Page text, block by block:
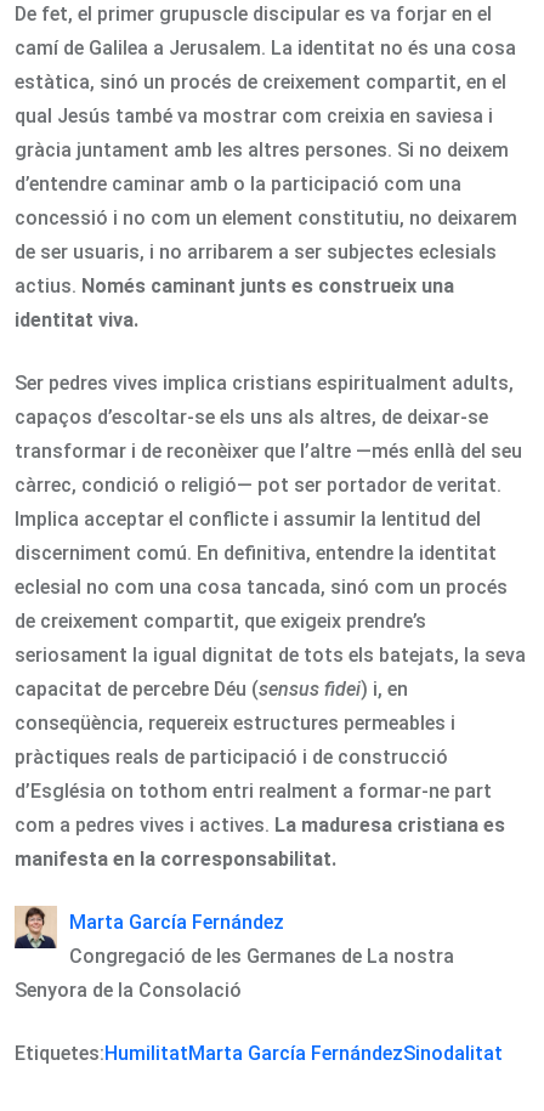
De fet, el primer grupuscle discipular es va forjar en el
camí de Galilea a Jerusalem. La identitat no és una cosa
estàtica, sinó un procés de creixement compartit, en el
qual Jesús també va mostrar com creixia en saviesa i
gràcia juntament amb les altres persones. Si no deixem
d’entendre caminar amb o la participació com una
concessió i no com un element constitutiu, no deixarem
de ser usuaris, i no arribarem a ser subjectes eclesials
actius. Només caminant junts es construeix una
identitat viva.
Ser pedres vives implica cristians espiritualment adults,
capaços d’escoltar-se els uns als altres, de deixar-se
transformar i de reconèixer que l’altre —més enllà del seu
càrrec, condició o religió— pot ser portador de veritat.
Implica acceptar el conflicte i assumir la lentitud del
discerniment comú. En definitiva, entendre la identitat
eclesial no com una cosa tancada, sinó com un procés
de creixement compartit, que exigeix prendre’s
seriosament la igual dignitat de tots els batejats, la seva
capacitat de percebre Déu (sensus fidei) i, en
conseqüència, requereix estructures permeables i
pràctiques reals de participació i de construcció
d’Església on tothom entri realment a formar-ne part
com a pedres vives i actives. La maduresa cristiana es
manifesta en la corresponsabilitat.
Marta García Fernández
Congregació de les Germanes de La nostra
Senyora de la Consolació
Etiquetes:HumilitatMarta García FernándezSinodalitat